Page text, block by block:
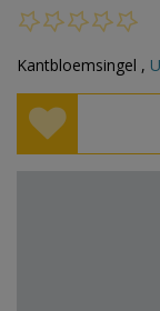
Kantbloemsingel ,